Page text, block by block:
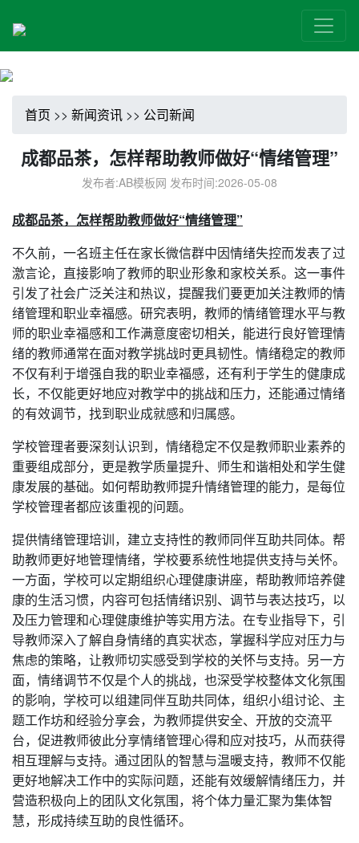
首页 >> 新闻资讯 >> 公司新闻
成都品茶，怎样帮助教师做好“情绪管理”
发布者:AB模板网 发布时间:2026-05-08
成都品茶，怎样帮助教师做好“情绪管理”
不久前，一名班主任在家长微信群中因情绪失控而发表了过
激言论，直接影响了教师的职业形象和家校关系。这一事件
引发了社会广泛关注和热议，提醒我们要更加关注教师的情
绪管理和职业幸福感。研究表明，教师的情绪管理水平与教
师的职业幸福感和工作满意度密切相关，能进行良好管理情
绪的教师通常在面对教学挑战时更具韧性。情绪稳定的教师
不仅有利于增强自我的职业幸福感，还有利于学生的健康成
长，不仅能更好地应对教学中的挑战和压力，还能通过情绪
的有效调节，找到职业成就感和归属感。
学校管理者要深刻认识到，情绪稳定不仅是教师职业素养的
重要组成部分，更是教学质量提升、师生和谐相处和学生健
康发展的基础。如何帮助教师提升情绪管理的能力，是每位
学校管理者都应该重视的问题。
提供情绪管理培训，建立支持性的教师同伴互助共同体。帮
助教师更好地管理情绪，学校要系统性地提供支持与关怀。
一方面，学校可以定期组织心理健康讲座，帮助教师培养健
康的生活习惯，内容可包括情绪识别、调节与表达技巧，以
及压力管理和心理健康维护等实用方法。在专业指导下，引
导教师深入了解自身情绪的真实状态，掌握科学应对压力与
焦虑的策略，让教师切实感受到学校的关怀与支持。另一方
面，情绪调节不仅是个人的挑战，也深受学校整体文化氛围
的影响，学校可以组建同伴互助共同体，组织小组讨论、主
题工作坊和经验分享会，为教师提供安全、开放的交流平
台，促进教师彼此分享情绪管理心得和应对技巧，从而获得
相互理解与支持。通过团队的智慧与温暖支持，教师不仅能
更好地解决工作中的实际问题，还能有效缓解情绪压力，并
营造积极向上的团队文化氛围，将个体力量汇聚为集体智
慧，形成持续互助的良性循环。